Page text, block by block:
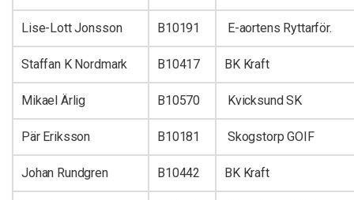
Lise-Lott Jonsson B10191 E-aortens Ryttarför.
Staffan K Nordmark B10417 BK Kraft
Mikael Ärlig B10570 Kvicksund SK
Pär Eriksson B10181 Skogstorp GOIF
Johan Rundgren B10442 BK Kraft